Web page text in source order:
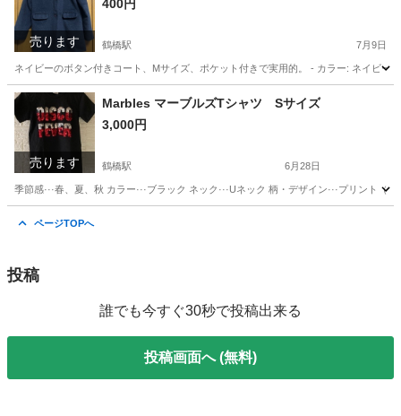
売ります
400円
鶴橋駅 7月9日
ネイビーのボタン付きコート、Mサイズ、ポケット付きで実用的。 - カラー: ネイビ
大阪 大阪市 ジャケット
売ります
Marbles マーブルズTシャツ Sサイズ
3,000円
鶴橋駅 6月28日
季節感···春、夏、秋 カラー···ブラック ネック···Uネック 柄・デザイン···プリント
ページTOPへ
投稿
誰でも今すぐ30秒で投稿出来る
投稿画面へ (無料)